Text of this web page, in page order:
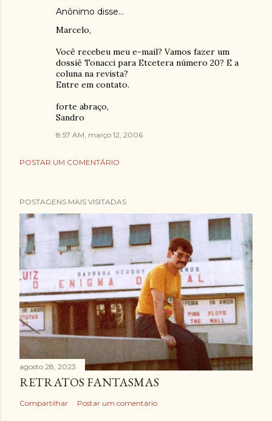
Anônimo disse…
Marcelo,
Você recebeu meu e-mail? Vamos fazer um
dossiê Tonacci para Etcetera número 20? E a
coluna na revista?
Entre em contato.
forte abraço,
Sandro
8:57 AM, março 12, 2006
POSTAR UM COMENTÁRIO
POSTAGENS MAIS VISITADAS
agosto 28, 2023
RETRATOS FANTASMAS
Compartilhar Postar um comentário